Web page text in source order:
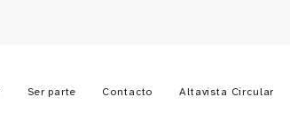
Ser parte Contacto Altavista Circular